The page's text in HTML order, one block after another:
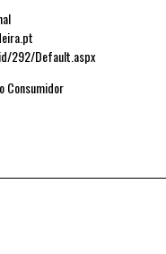
292/Default.aspx
Consumidor